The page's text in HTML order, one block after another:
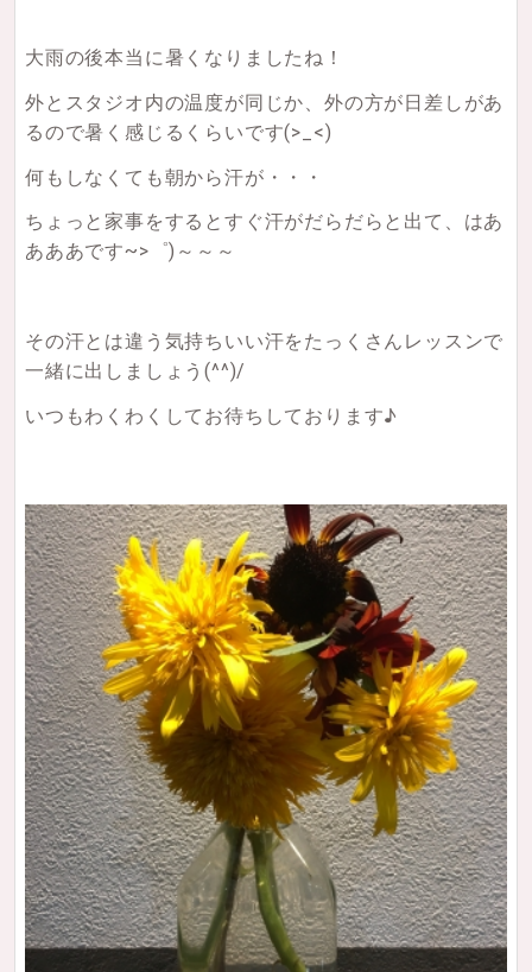
大雨の後本当に暑くなりましたね！
外とスタジオ内の温度が同じか、外の方が日差しがあ
るので暑く感じるくらいです(>_<)
何もしなくても朝から汗が・・・
ちょっと家事をするとすぐ汗がだらだらと出て、はあ
あああです~>゜)～～～
その汗とは違う気持ちいい汗をたっくさんレッスンで
一緒に出しましょう(^^)/
いつもわくわくしてお待ちしております♪